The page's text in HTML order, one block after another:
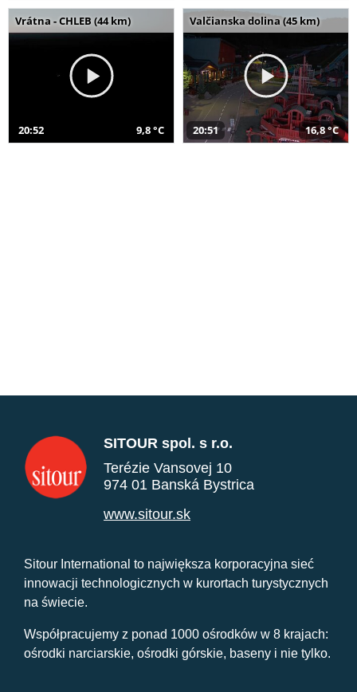
Vrátna - CHLEB (44 km)
20:52 9,8 °C
Valčianska dolina (45 km)
20:51 16,8 °C
SITOUR spol. s r.o.
Terézie Vansovej 10
974 01 Banská Bystrica
www.sitour.sk
Sitour International to największa korporacyjna sieć
innowacji technologicznych w kurortach turystycznych
na świecie.
Współpracujemy z ponad 1000 ośrodków w 8 krajach:
ośrodki narciarskie, ośrodki górskie, baseny i nie tylko.